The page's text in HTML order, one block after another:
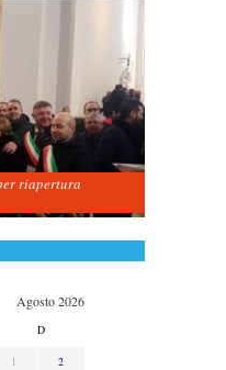
riapertura
Agosto 2026
D
1
2